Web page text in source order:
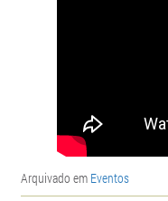
Arquivado em Eventos